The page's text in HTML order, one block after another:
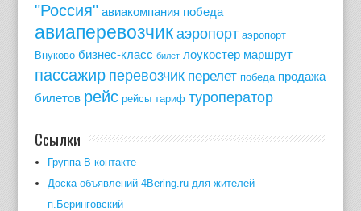
"Россия" авиакомпания победа
авиаперевозчик аэропорт аэропорт
Внуково бизнес-класс билет лоукостер маршрут
пассажир перевозчик перелет победа продажа
билетов рейс рейсы тариф туроператор
Ссылки
Группа В контакте
Доска объявлений 4Bering.ru для жителей
п.Беринговский